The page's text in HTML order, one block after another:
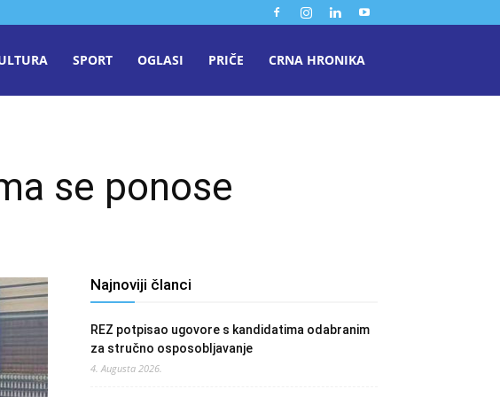
SPORT OGLASI PRIČE CRNA HRONIKA
se ponose
Najnoviji članci
REZ potpisao ugovore s kandidatima odabranim
za stručno osposobljavanje
4. Augusta 2026.